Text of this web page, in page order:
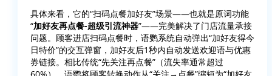
具体来看，它的“扫码点餐加好友”场景——也就是原词功能
“加好友再点餐-超级引流神器”——完美解决了门店流量承接
问题。顾客进店扫码点餐时，语鹦系统自动弹出“加好友得今
日特价”的交互弹窗，加好友后1秒内自动发送欢迎语与优惠
券链接。相比传统“先关注再点餐”（流失率通常超过